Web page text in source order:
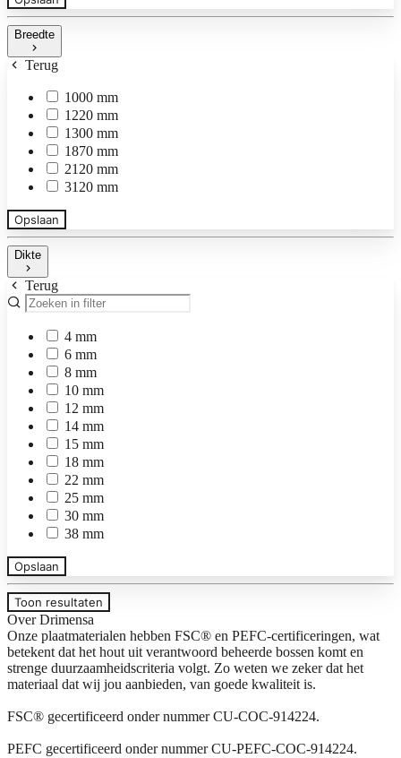
Breedte
Terug
1000 mm
1220 mm
1300 mm
1870 mm
2120 mm
3120 mm
Opslaan
Dikte
Terug
4 mm
6 mm
8 mm
10 mm
12 mm
14 mm
15 mm
18 mm
22 mm
25 mm
30 mm
38 mm
Opslaan
Toon resultaten
Over Drimensa
Onze plaatmaterialen hebben FSC® en PEFC-certificeringen, wat
betekent dat het hout uit verantwoord beheerde bossen komt en
strenge duurzaamheidscriteria volgt. Zo weten we zeker dat het
materiaal dat wij jou aanbieden, van goede kwaliteit is.
FSC® gecertificeerd onder nummer CU-COC-914224.
PEFC gecertificeerd onder nummer CU-PEFC-COC-914224.